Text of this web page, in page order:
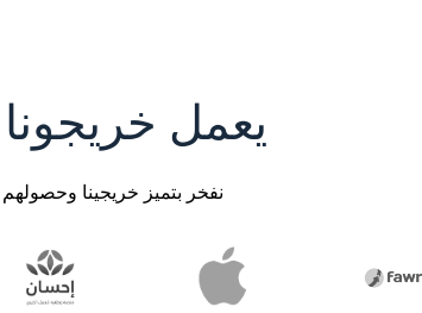
يعمل
نفخر بتميز خريجينا